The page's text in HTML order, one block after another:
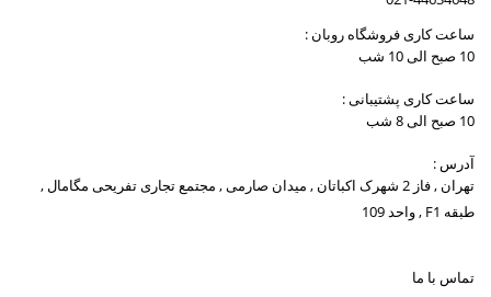
ساعت کاری فروشگاه روبان :
10 صبح الی 10 شب
ساعت کاری پشتیبانی :
10 صبح الی 8 شب
آدرس :
تهران , فاز 2 شهرک اکباتان , میدان صارمی , مجتمع تجاری تفریحی مگامال ,
طبقه F1 , واحد 109
تماس با ما